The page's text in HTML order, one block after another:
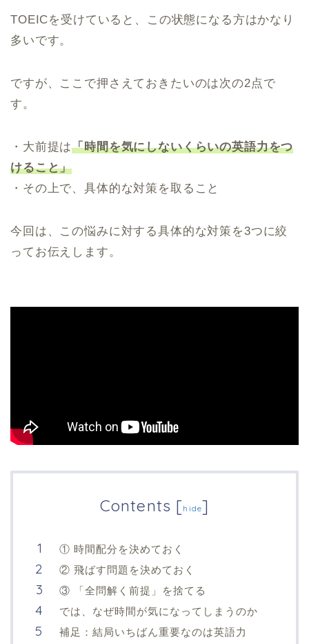
TOEICを受けていると、この状態になる方はかなり
多いです。
ですが、ここで押さえておきたいのは次の2点で
す。
・大前提は「時間を気にしないくらいの英語力をつ
けること」
・その上で、具体的な対策を取ること
今回は、この悩みに対する具体的な対策を3つに絞
ってお伝えします。
Contents [hide]
① 時間配分を決めておく
② 飛ばす問題を決めておく
③ 「全問解く前提」を捨てる
では、なぜ時間が気になってしまうのか
補足：結局いちばん重要なのは英語力